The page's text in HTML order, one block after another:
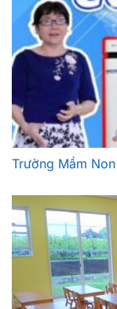
Trường Mầm